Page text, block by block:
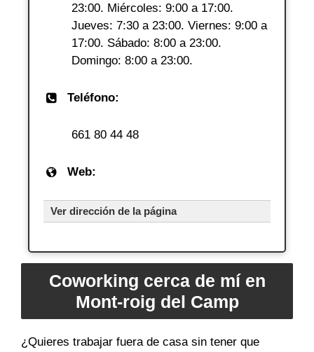
23:00. Miércoles: 9:00 a 17:00.
Jueves: 7:30 a 23:00. Viernes: 9:00 a
17:00. Sábado: 8:00 a 23:00.
Domingo: 8:00 a 23:00.
Teléfono:
661 80 44 48
Web:
Ver dirección de la página
Coworking cerca de mí en
Mont-roig del Camp
¿Quieres trabajar fuera de casa sin tener que